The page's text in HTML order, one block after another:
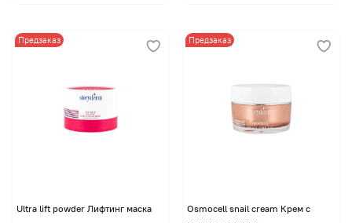
Предзаказ
Ultra lift powder Лифтинг маска
Предзаказ
Osmocell snail cream Крем с